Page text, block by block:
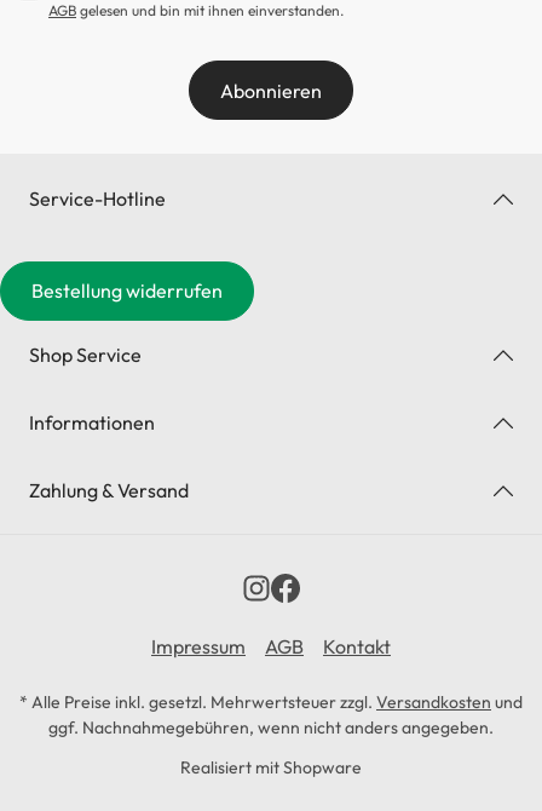
AGB gelesen und bin mit ihnen einverstanden.
Abonnieren
Service-Hotline
Bestellung widerrufen
Shop Service
Informationen
Zahlung & Versand
Impressum AGB Kontakt
* Alle Preise inkl. gesetzl. Mehrwertsteuer zzgl. Versandkosten und
ggf. Nachnahmegebühren, wenn nicht anders angegeben.
Realisiert mit Shopware